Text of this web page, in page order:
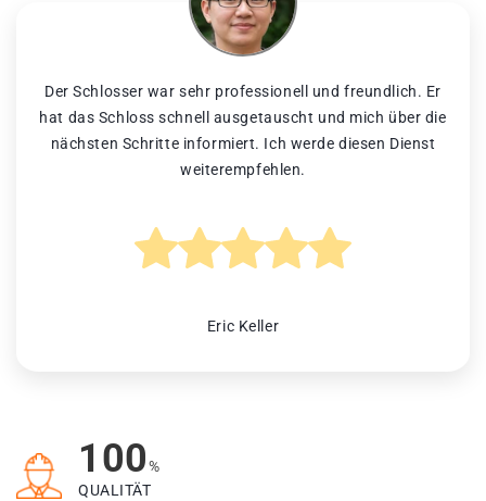
Der Schlosser war sehr professionell und freundlich. Er
hat das Schloss schnell ausgetauscht und mich über die
nächsten Schritte informiert. Ich werde diesen Dienst
weiterempfehlen.
Eric Keller
100%
QUALITÄT